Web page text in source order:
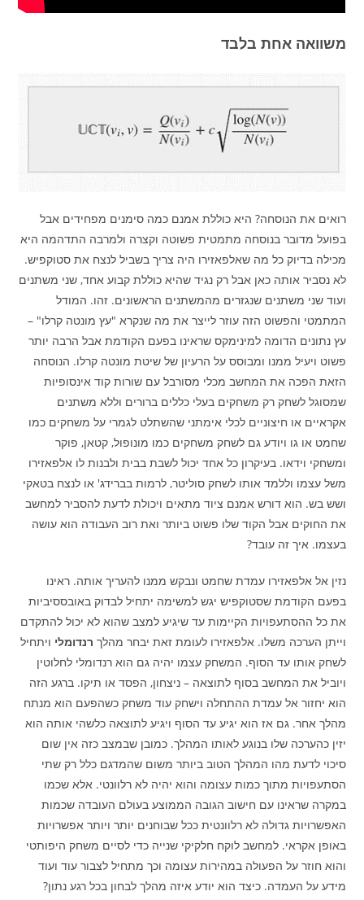
משוואה אחת בלבד
רואים את הנוסחה? היא כוללת אמנם כמה סימנים מפחידים אבל
בפועל מדובר בנוסחה מתמטית פשוטה וקצרה ולמרבה התדהמה היא
מכילה בדיוק כל מה שאלפאזירו היה צריך בשביל לנצח את סטוקפיש.
לא נסביר אותה כאן אבל רק נגיד שהיא כוללת קבוע אחד, שני משתנים
ועוד שני משתנים שנגזרים מהמשתנים הראשונים. זהו. המודל
המתמטי והפשוט הזה עוזר לייצר את מה שנקרא "עץ מונטה קרלו" –
עץ נתונים הדומה למינימקס שראינו בפעם הקודמת אבל הרבה יותר
פשוט ויעיל ממנו ומבוסס על הרעיון של שיטת מונטה קרלו. הנוסחה
הזאת הפכה את המחשב מכלי מסורבל עם שורות קוד אינסופיות
שמסוגל לשחק רק משחקים בעלי כללים ברורים וללא משתנים
אקראיים או חיצוניים לכלי אימתני שהשתלט לגמרי על משחקים כמו
שחמט או גו ויודע גם לשחק משחקים כמו מונופול, קטאן, פוקר
ומשחקי וידאו. בעיקרון כל אחד יכול לשבת בבית ולבנות לו אלפאזירו
משל עצמו וללמד אותו לשחק סוליטר, לרמות בברידג' או לנצח בטאקי
ושש בש. הוא דורש אמנם ציוד מתאים ויכולת לדעת להסביר למחשב
את החוקים אבל הקוד שלו פשוט ביותר ואת רוב העבודה הוא עושה
בעצמו. איך זה עובד?
נזין אל אלפאזירו עמדת שחמט ונבקש ממנו להעריך אותה. ראינו
בפעם הקודמת שסטוקפיש יגש למשימה יתחיל לבדוק באובססיביות
את כל ההסתעפויות הקיימות עד שיגיע למצב שהוא לא יכול להתקדם
וייתן הערכה משלו. אלפאזירו לעומת זאת יבחר מהלך רנדומלי ויתחיל
לשחק אותו עד הסוף. המשחק עצמו יהיה גם הוא רנדומלי לחלוטין
ויוביל את המחשב בסוף לתוצאה – ניצחון, הפסד או תיקו. ברגע הזה
הוא יחזור אל עמדת ההתחלה וישחק עוד משחק כשהפעם הוא מנתח
מהלך אחר. גם אז הוא יגיע עד הסוף ויגיע לתוצאה כלשהי אותה הוא
יזין כהערכה שלו בנוגע לאותו המהלך. כמובן שבמצב כזה אין שום
סיכוי לדעת מהו המהלך הטוב ביותר משום שהמדגם כלל רק שתי
הסתעפויות מתוך כמות עצומה והוא יהיה לא רלוונטי. אלא שכמו
במקרה שראינו עם חישוב הגובה הממוצע בעולם העובדה שכמות
האפשרויות גדולה לא רלוונטית ככל שבוחנים יותר ויותר אפשרויות
באופן אקראי. למחשב לוקח חלקיקי שנייה כדי לסיים משחק היפותטי
והוא חוזר על הפעולה במהירות עצומה וכך מתחיל לצבור עוד ועוד
מידע על העמדה. כיצד הוא יודע איזה מהלך לבחון בכל רגע נתון?